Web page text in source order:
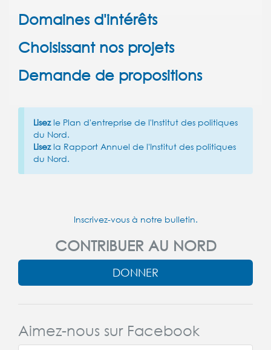
Domaines d'intérêts
Choisissant nos projets
Demande de propositions
Lisezle Plan d'entreprise de l'Institut des politiques
du Nord.
Lisezla Rapport Annuel de l'Institut des politiques
du Nord.
Inscrivez-vous à notre bulletin.
CONTRIBUER AU NORD
DONNER
Aimez-nous sur Facebook